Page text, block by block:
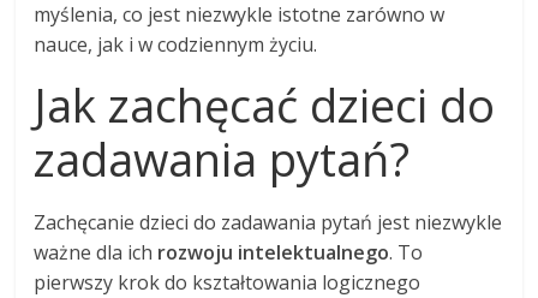
myślenia, co jest niezwykle istotne zarówno w
nauce, jak i w codziennym życiu.
Jak zachęcać dzieci do
zadawania pytań?
Zachęcanie dzieci do zadawania pytań jest niezwykle
ważne dla ich rozwoju intelektualnego. To
pierwszy krok do kształtowania logicznego